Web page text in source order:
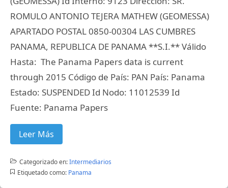
ROMULO ANTONIO TEJERA MATHEW (GEOMESSA)
APARTADO POSTAL 0850-00304 LAS CUMBRES
PANAMA, REPUBLICA DE PANAMA **S.I.** Válido
Hasta: The Panama Papers data is current
through 2015 Código de País: PAN País: Panama
Estado: SUSPENDED Id Nodo: 11012539 Id
Fuente: Panama Papers
Leer Más
Categorizado en:Intermediarios
Etiquetado como: Panama